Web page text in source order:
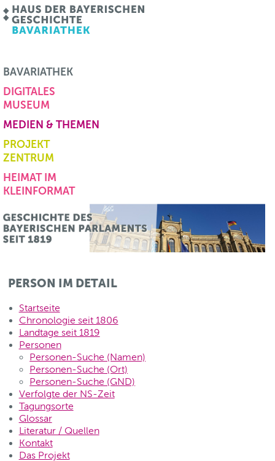
BAVARIATHEK
DIGITALES
MUSEUM
MEDIEN & THEMEN
PROJEKT
ZENTRUM
HEIMAT IM
KLEINFORMAT
PERSON IM DETAIL
Startseite
Chronologie seit 1806
Landtage seit 1819
Personen
Personen-Suche (Namen)
Personen-Suche (Ort)
Personen-Suche (GND)
Verfolgte der NS-Zeit
Tagungsorte
Glossar
Literatur / Quellen
Kontakt
Das Projekt